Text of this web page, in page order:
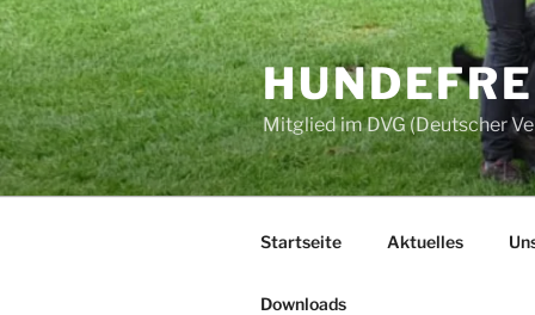
Zum
Inhalt
springen
Mitglied im DVG (Deutscher
Startseite Aktuelles
Downloads